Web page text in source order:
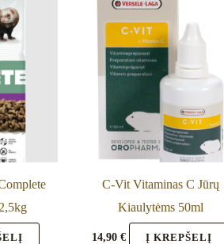
C-Vit Vitaminas C Jūrų
Kiaulytėms 50ml
14,90€ Į KREPŠELĮ